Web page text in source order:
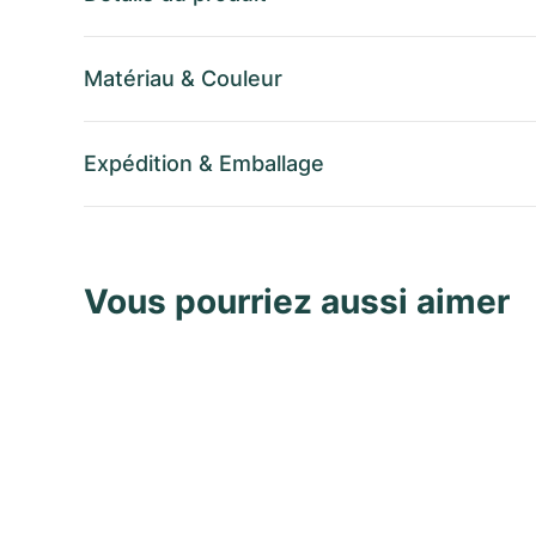
Matériau & Couleur
Expédition & Emballage
Vous pourriez aussi aimer